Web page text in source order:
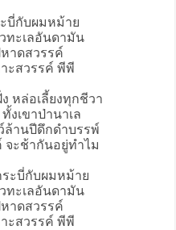
บี่กับผมหม้าย
ทะเลอันดามัน
าดสวรรค์
าะสวรรค์ พีพี
หล่อเลี้ยงทุกชีวา
งเขาป่านาเล
ล้านปีดึกดำบรรพ์
จะช้ากันอยู่ทำไม
ระบี่กับผมหม้าย
ทะเลอันดามัน
าดสวรรค์
าะสวรรค์ พีพี